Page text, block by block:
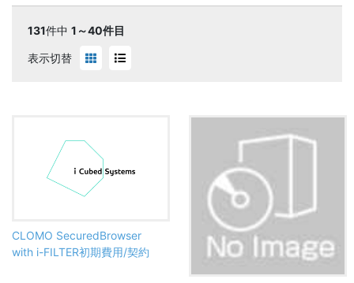
131件中 1～40件目
表示切替
CLOMO SecuredBrowser
with i-FILTER初期費用/契約